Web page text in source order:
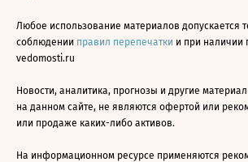
Любое использование материалов допускается
соблюдении правил перепечатки и при наличии
vedomosti.ru
Новости, аналитика, прогнозы и другие
на данном сайте, не являются офертой или
или продаже каких-либо активов.
На информационном ресурсе применяются